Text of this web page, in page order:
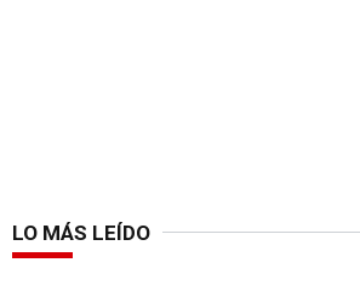
LO MÁS LEÍDO